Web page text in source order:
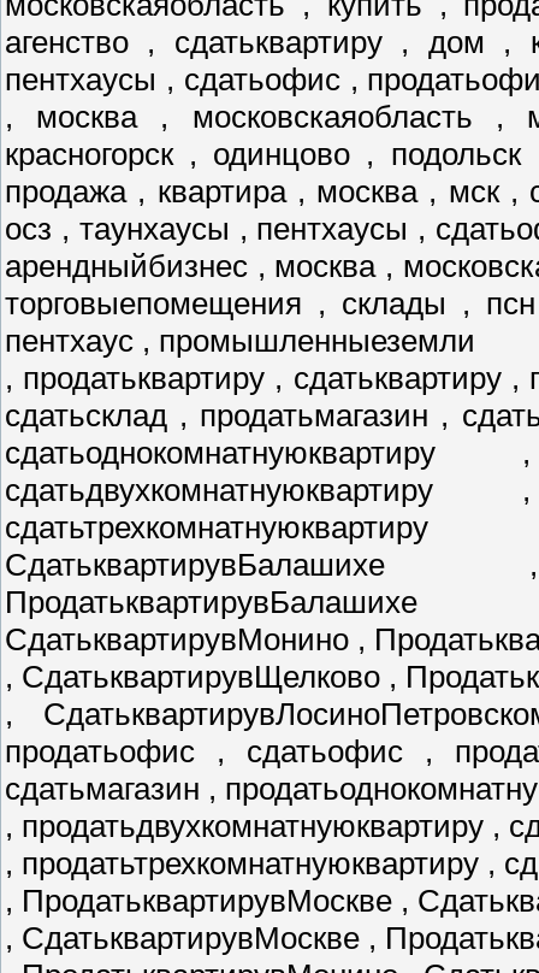
агенство , сдатьквартиру , дом
пентхаусы , сдатьофис ,
, москва , московскаяобласть
красногорск , одинцово ,
продажа , квартира , москва , мск
осз , таунхаусы , пентхаусы ,
арендныйбизнес , москва ,
торговыепомещения , склады ,
пентхаус , промышленныеземли
, продатьквартиру , сдатьквартиру
сдатьсклад , продатьмагазин ,
СдатьквартирувМонино ,
, СдатьквартирувЩелково ,
,
продатьофис , сдатьофис ,
сдатьмагазин ,
, продатьдвухкомнатнуюквартиру ,
, продатьтрехкомнатнуюквартиру ,
, ПродатьквартирувМоскве ,
, СдатьквартирувМоскве ,